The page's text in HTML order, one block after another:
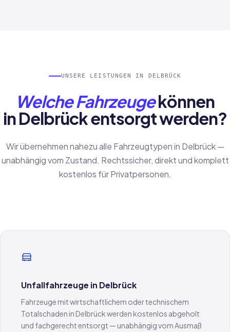
UNSERE LEISTUNGEN IN DELBRÜCK
Welche Fahrzeugekönnen
in Delbrück entsorgt werden?
Wir übernehmen nahezu alle Fahrzeugtypen in Delbrück —
unabhängig vom Zustand. Rechtssicher, direkt und komplett
kostenlos für Privatpersonen.
Unfallfahrzeuge in Delbrück
Fahrzeuge mit wirtschaftlichem oder technischem
Totalschaden in Delbrück werden kostenlos abgeholt
und fachgerecht entsorgt — unabhängig vom Ausmaß